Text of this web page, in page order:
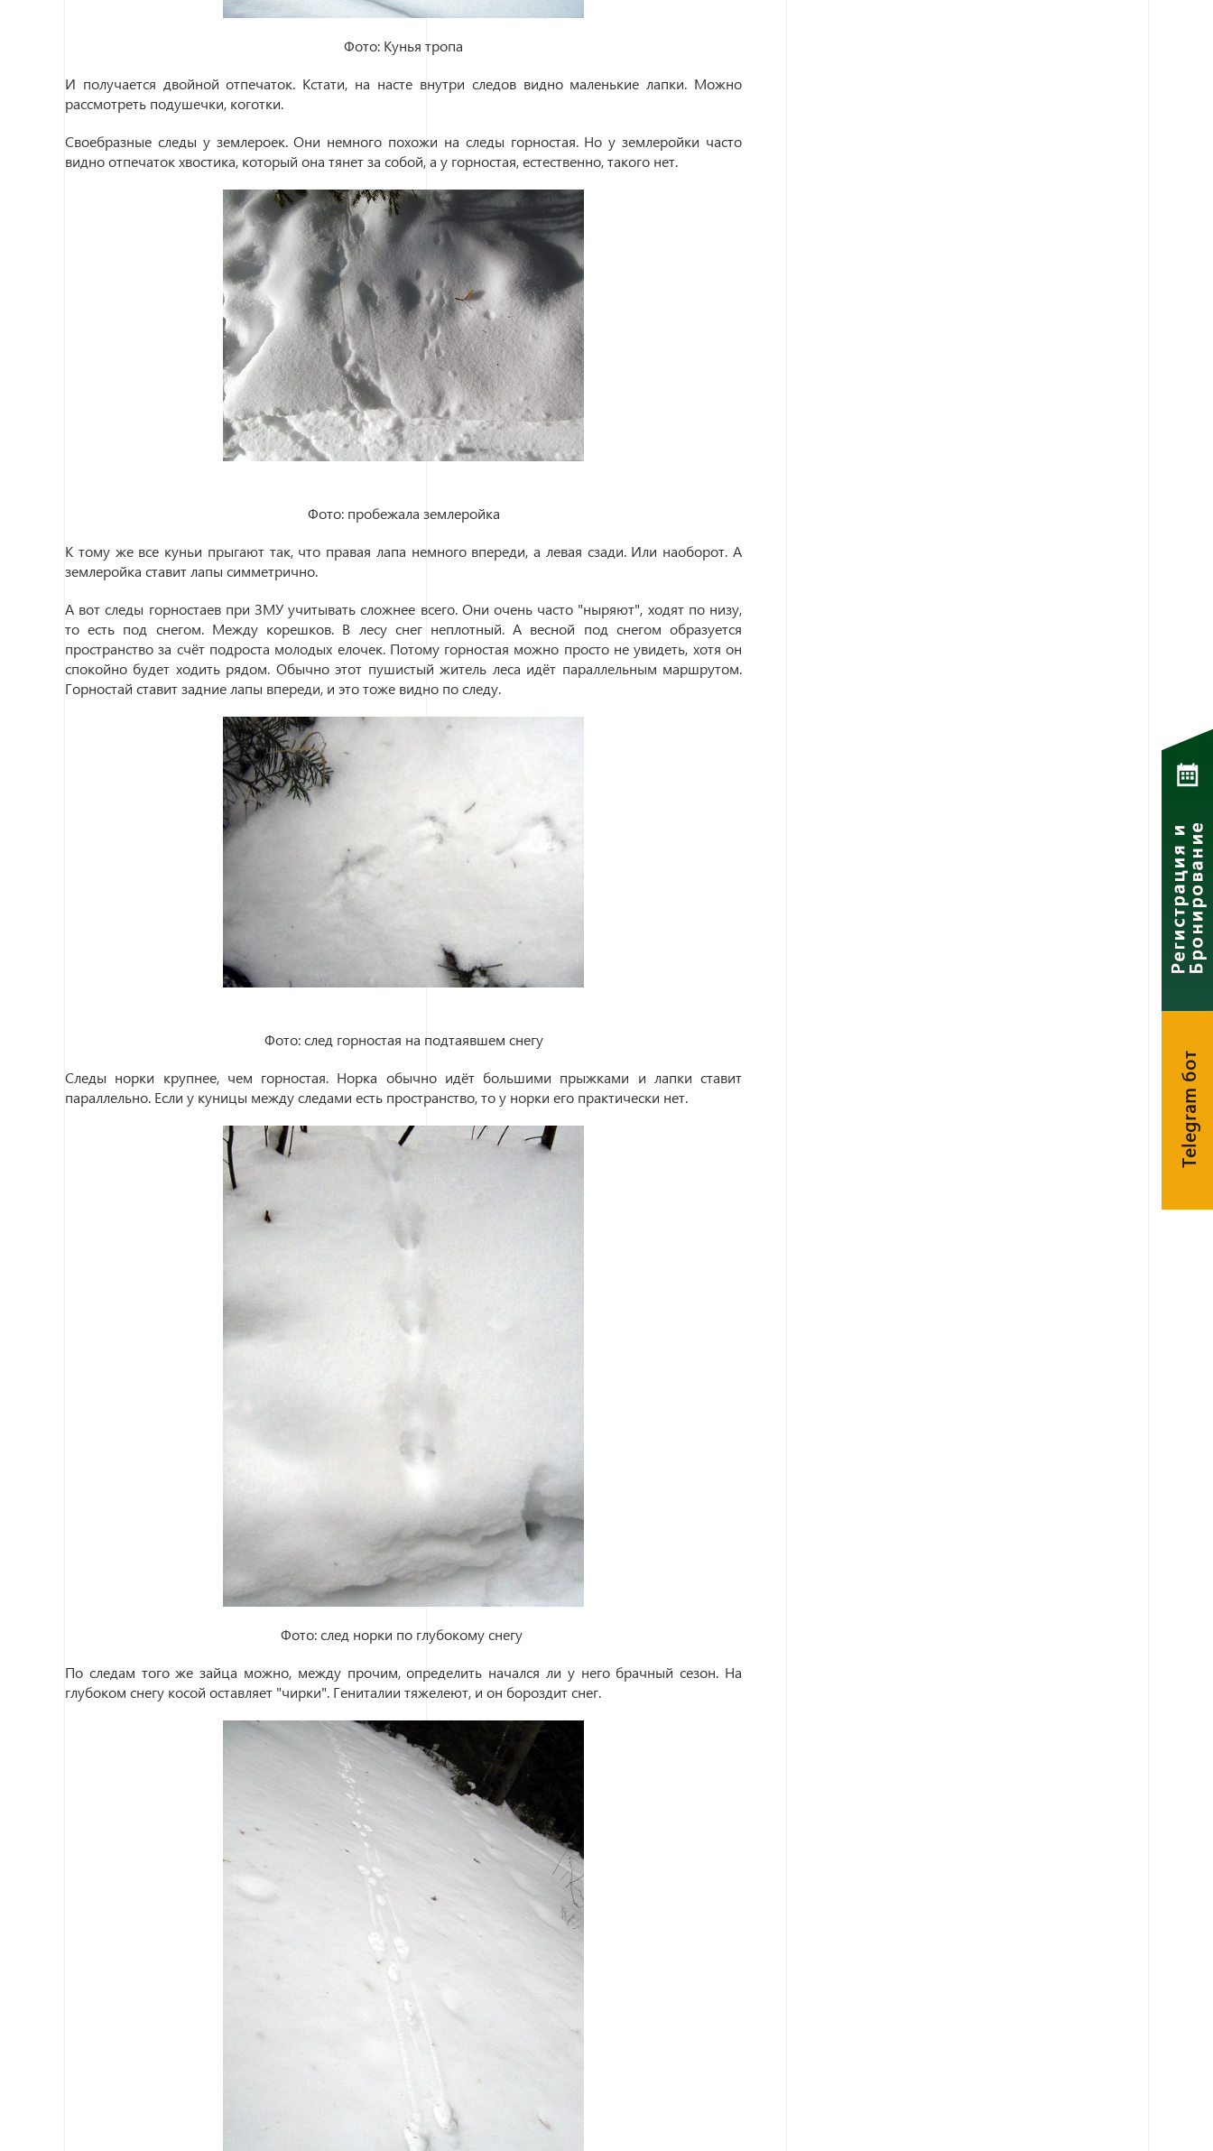
Фото: Кунья тропа
И получается двойной отпечаток. Кстати, на насте внутри следов видно маленькие лапки. Можно
рассмотреть подушечки, коготки.
Своебразные следы у землероек. Они немного похожи на следы горностая. Но у землеройки часто
видно отпечаток хвостика, который она тянет за собой, а у горностая, естественно, такого нет.
Фото: пробежала землеройка
К тому же все куньи прыгают так, что правая лапа немного впереди, а левая сзади. Или наоборот. А
землеройка ставит лапы симметрично.
А вот следы горностаев при ЗМУ учитывать сложнее всего. Они очень часто "ныряют", ходят по низу,
то есть под снегом. Между корешков. В лесу снег неплотный. А весной под снегом образуется
пространство за счёт подроста молодых елочек. Потому горностая можно просто не увидеть, хотя он
спокойно будет ходить рядом. Обычно этот пушистый житель леса идёт параллельным маршрутом.
Горностай ставит задние лапы впереди, и это тоже видно по следу.
Фото: след горностая на подтаявшем снегу
Следы норки крупнее, чем горностая. Норка обычно идёт большими прыжками и лапки ставит
параллельно. Если у куницы между следами есть пространство, то у норки его практически нет.
Фото: след норки по глубокому снегу
По следам того же зайца можно, между прочим, определить начался ли у него брачный сезон. На
глубоком снегу косой оставляет "чирки". Гениталии тяжелеют, и он бороздит снег.
Telegram бот